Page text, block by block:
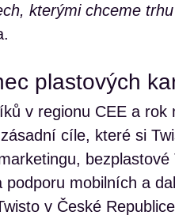
kterými chceme
plastových
v regionu CEE a rok
cíle, které si
bezplastové
mobilních a
v České